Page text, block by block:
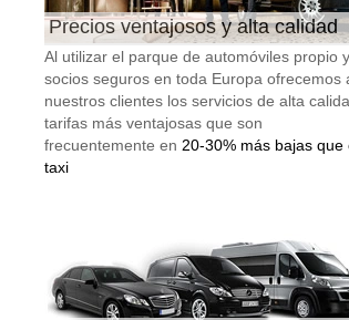
Precios ventajosos y alta calidad
Al utilizar el parque de automóviles propio y
socios seguros en toda Europa ofrecemos
nuestros clientes los servicios de alta
tarifas más ventajosas que son
frecuentemente en 20-30% más bajas que
taxi